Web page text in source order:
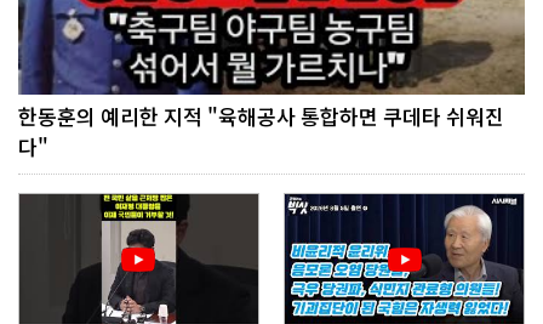
한동훈의 예리한 지적 "육해공사 통합하면 쿠데타 쉬워진
다"